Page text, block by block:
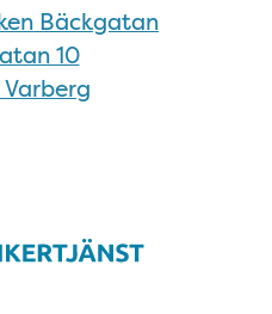
Bäckgatan
10